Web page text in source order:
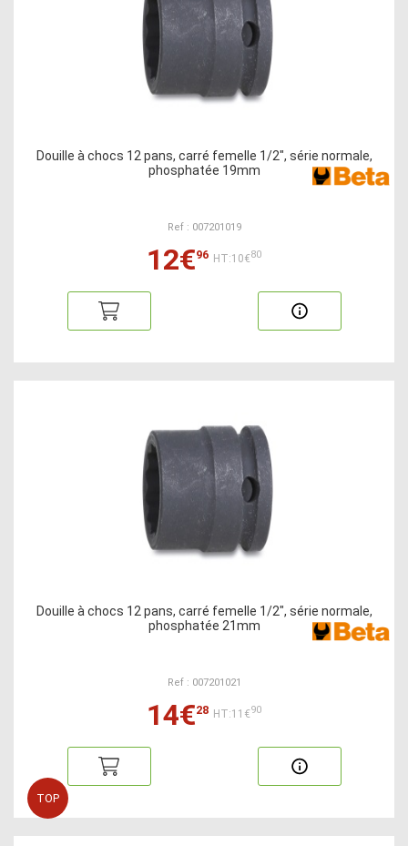
Douille à chocs 12 pans, carré femelle 1/2", série normale,
phosphatée 19mm
Ref : 007201019
12€96 HT:10€80
Douille à chocs 12 pans, carré femelle 1/2", série normale,
phosphatée 21mm
Ref : 007201021
14€28 HT:11€90
TOP